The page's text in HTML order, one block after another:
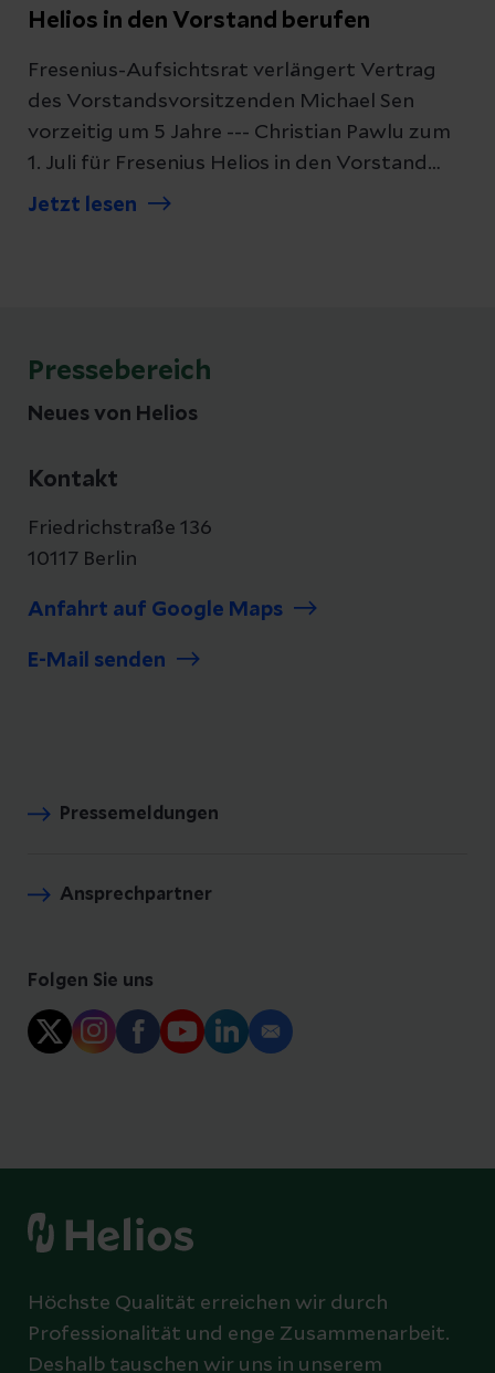
Helios in den Vorstand berufen
Fresenius-Aufsichtsrat verlängert Vertrag
des Vorstandsvorsitzenden Michael Sen
vorzeitig um 5 Jahre --- Christian Pawlu zum
1. Juli für Fresenius Helios in den Vorstand
berufen
Jetzt lesen
Pressebereich
Neues von Helios
Kontakt
Friedrichstraße 136
10117 Berlin
Anfahrt auf Google Maps
E-Mail senden
Pressemeldungen
Ansprechpartner
Folgen Sie uns
Höchste Qualität erreichen wir durch
Professionalität und enge Zusammenarbeit.
Deshalb tauschen wir uns in unserem